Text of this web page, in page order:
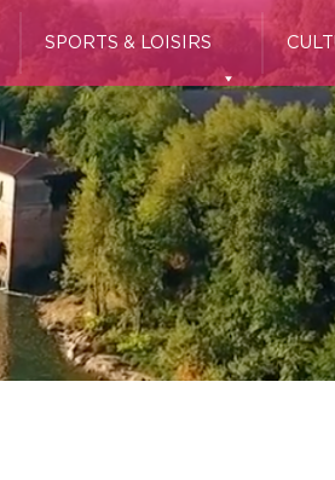
SPORTS & LOISIRS